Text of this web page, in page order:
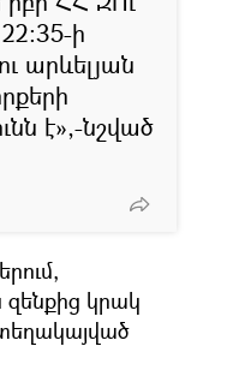
ի
արևելյան
է»,-նշված
կրակ